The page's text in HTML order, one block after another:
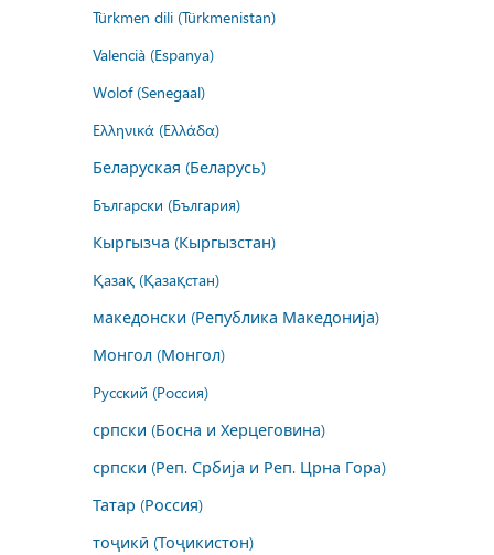
Türkmen dili (Türkmenistan)
Valencià (Espanya)
Wolof (Senegaal)
Ελληνικά (Ελλάδα)
Беларуская (Беларусь)
Български (България)
Кыргызча (Кыргызстан)
Қазақ (Қазақстан)
македонски (Република Македонија)
Монгол (Монгол)
Русский (Россия)
српски (Босна и Херцеговина)
српски (Реп. Србија и Реп. Црна Гора)
Татар (Россия)
тоҷикӣ (Тоҷикистон)